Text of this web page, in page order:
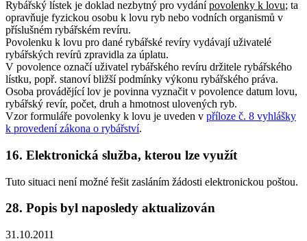
Rybářský lístek je doklad nezbytný pro vydánípovolenky k lovu; ta
opravňuje fyzickou osobu k lovu ryb nebo vodních organismů v
příslušném rybářském revíru.
Povolenku k lovu pro dané rybářské revíry vydávají uživatelé
rybářských revírů zpravidla za úplatu.
V povolence označí uživatel rybářského revíru držitele rybářského
lístku, popř. stanoví bližší podmínky výkonu rybářského práva.
Osoba provádějící lov je povinna vyznačit v povolence datum lovu,
rybářský revír, počet, druh a hmotnost ulovených ryb.
Vzor formuláře povolenky k lovu je uveden v příloze č. 8 vyhlášky
k provedení zákona o rybářství.
16. Elektronická služba, kterou lze využít
Tuto situaci není možné řešit zasláním žádosti elektronickou poštou.
28. Popis byl naposledy aktualizován
31.10.2011